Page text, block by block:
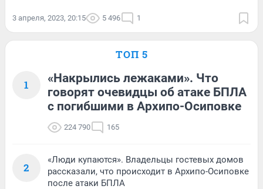
3 апреля, 2023, 20:15 5 496 1
ТОП 5
1
«Накрылись лежаками». Что
говорят очевидцы об атаке БПЛА
с погибшими в Архипо-Осиповке
224 790 165
2
«Люди купаются». Владельцы гостевых домов
рассказали, что происходит в Архипо-Осиповке
после атаки БПЛА